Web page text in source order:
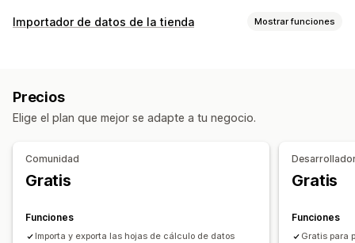
Recursos editables
Acciones
Asistencia de IA
Migración de datos
Tareas programadas
Importador de datos de la tienda Mostrar funciones
Sincronización de pedidos
Sincronización de productos Sincronización bidireccional
Exportación programada
FTP/SFTP
Soporte para archivos grandes
Precios
Elige el plan que mejor se adapte a tu negocio.
Comunidad
Gratis
Funciones
Importa y exporta las hojas de cálculo de datos
Gratis
Funciones
Gratis para